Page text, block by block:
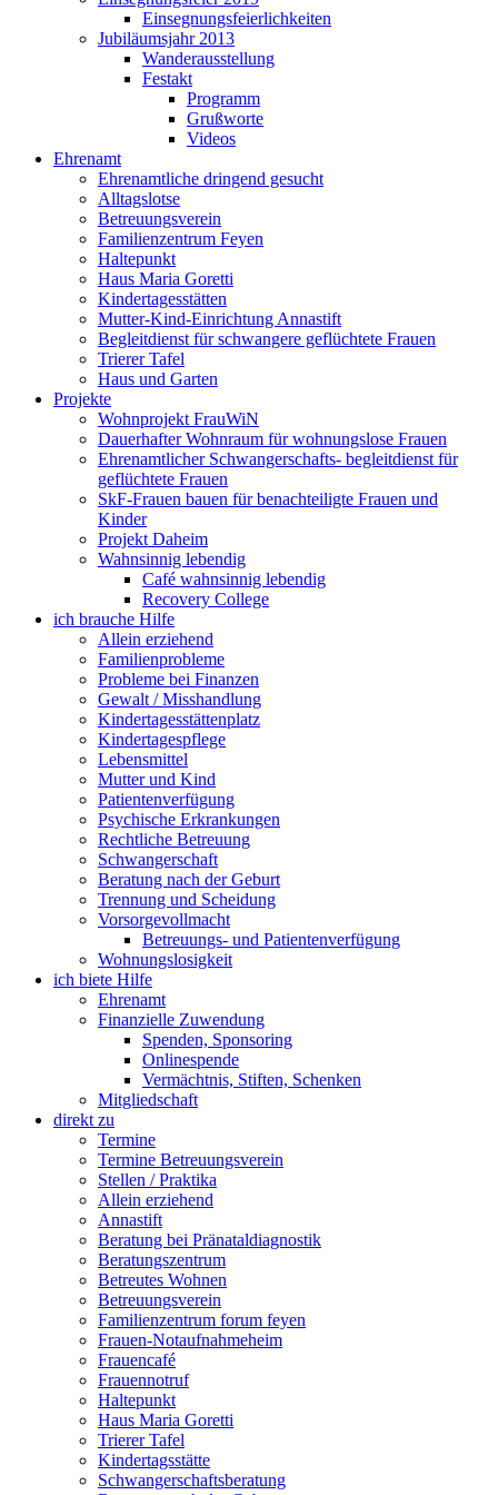
Einsegnungsfeierlichkeiten
Jubiläumsjahr 2013
Wanderausstellung
Festakt
Programm
Grußworte
Videos
Ehrenamt
Ehrenamtliche dringend gesucht
Alltagslotse
Betreuungsverein
Familienzentrum Feyen
Haltepunkt
Haus Maria Goretti
Kindertagesstätten
Mutter-Kind-Einrichtung Annastift
Begleitdienst für schwangere geflüchtete Frauen
Trierer Tafel
Haus und Garten
Projekte
Wohnprojekt FrauWiN
Dauerhafter Wohnraum für wohnungslose Frauen
Ehrenamtlicher Schwangerschafts- begleitdienst für
geflüchtete Frauen
SkF-Frauen bauen für benachteiligte Frauen und
Kinder
Projekt Daheim
Wahnsinnig lebendig
Café wahnsinnig lebendig
Recovery College
ich brauche Hilfe
Allein erziehend
Familienprobleme
Probleme bei Finanzen
Gewalt / Misshandlung
Kindertagesstättenplatz
Kindertagespflege
Lebensmittel
Mutter und Kind
Patientenverfügung
Psychische Erkrankungen
Rechtliche Betreuung
Schwangerschaft
Beratung nach der Geburt
Trennung und Scheidung
Vorsorgevollmacht
Betreuungs- und Patientenverfügung
Wohnungslosigkeit
ich biete Hilfe
Ehrenamt
Finanzielle Zuwendung
Spenden, Sponsoring
Onlinespende
Vermächtnis, Stiften, Schenken
Mitgliedschaft
direkt zu
Termine
Termine Betreuungsverein
Stellen / Praktika
Allein erziehend
Annastift
Beratung bei Pränataldiagnostik
Beratungszentrum
Betreutes Wohnen
Betreuungsverein
Familienzentrum forum feyen
Frauen-Notaufnahmeheim
Frauencafé
Frauennotruf
Haltepunkt
Haus Maria Goretti
Trierer Tafel
Kindertagsstätte
Schwangerschaftsberatung